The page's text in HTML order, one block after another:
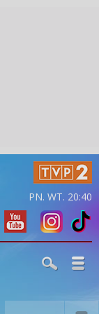
PN. WT. 20:40